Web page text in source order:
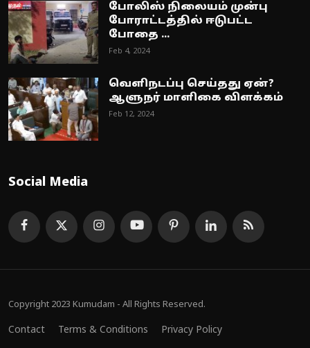
போலிஸ் நிலையம் முன்பு
போராட்டத்தில் ஈடுபட்ட
போதை ...
Feb 4, 2024
வெளிநடப்பு செய்தது ஏன்?
ஆளுநர் மாளிகை விளக்கம்
Feb 12, 2024
Social Media
Copyright 2023 Kumudam - All Rights Reserved.
Contact Terms & Conditions Privacy Policy